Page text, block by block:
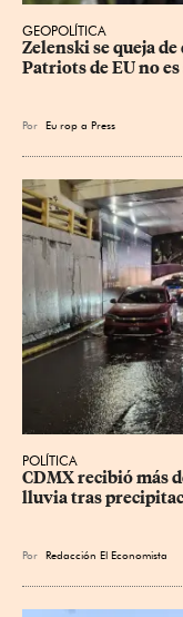
GEOPOLÍTICA
Zelenski se queja
Patriots de EU no
Por Eu rop a Press
POLÍTICA
CDMX recibió más
lluvia tras
Por Redacción El Economista